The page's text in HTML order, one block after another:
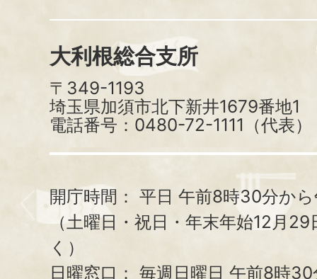
大利根総合支所
〒349-1193
埼玉県加須市北下新井1679番地1
電話番号：0480-72-1111（代表）
開庁時間： 平日 午前8時30分か
（土曜日・祝日・年末年始12月
く）
日曜窓口： 毎週日曜日 午前8時